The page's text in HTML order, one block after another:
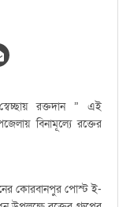
স্বেচ্ছায় রক্তদান ” এই
বিনামূল্যে রক্তের
কোরবানপুর পোস্ট ই-